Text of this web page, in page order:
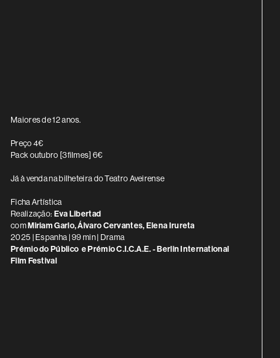
INFORMAÇÃO ADICIONAL
Maiores de 12 anos.
Preço 4€
Pack outubro [3filmes] 6€
Já à venda na bilheteira do Teatro Aveirense
Ficha Artística
Realização: Eva Libertad
comMiriam Garlo, Álvaro Cervantes, Elena Irureta
2025 | Espanha | 99 min | Drama
Prémio do Público e Prémio C.I.C.A.E. - Berlin International
Film Festival